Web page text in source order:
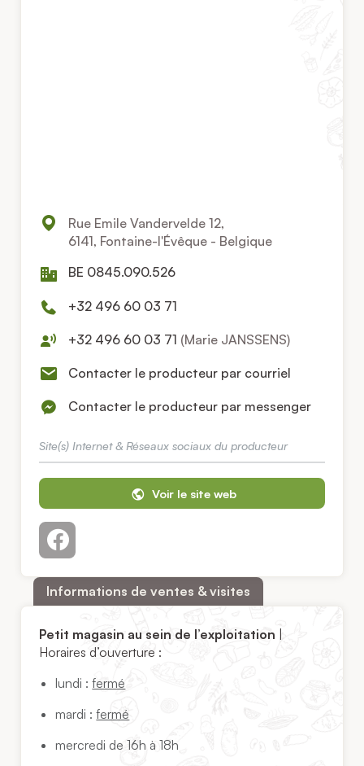
Rue Emile Vandervelde 12,
6141, Fontaine-l'Évêque - Belgique
BE 0845.090.526
+32 496 60 03 71
+32 496 60 03 71 (Marie JANSSENS)
Contacter le producteur par courriel
Contacter le producteur par messenger
Site(s) Internet & Réseaux sociaux du producteur
Voir le site web
Informations de ventes & visites
Petit magasin au sein de l’exploitation |
Horaires d’ouverture :
lundi :fermé
mardi :fermé
mercredi de 16h à 18h